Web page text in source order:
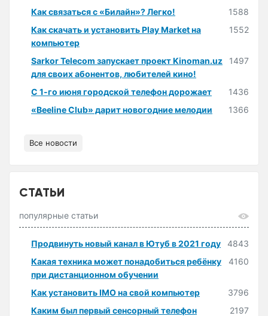
Как связаться с «Билайн»? Легко!
1588
Как скачать и установить Play Market на
компьютер
1552
Sarkor Telecom запускает проект Kinoman.uz
для своих абонентов, любителей кино!
1497
С 1-го июня городской телефон дорожает
1436
«Beeline Club» дарит новогодние мелодии
1366
Все новости
СТАТЬИ
популярные статьи
Продвинуть новый канал в Ютуб в 2021 году
4843
Какая техника может понадобиться ребёнку
при дистанционном обучении
4160
Как установить IMO на свой компьютер
3796
Каким был первый сенсорный телефон
2197